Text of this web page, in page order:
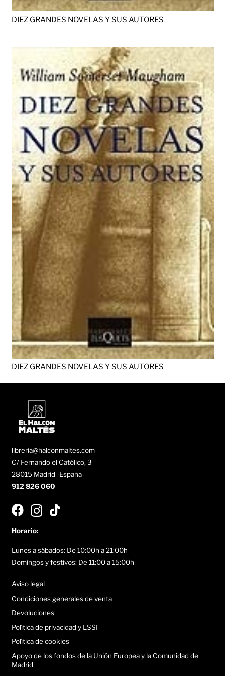
DIEZ GRANDES NOVELAS Y SUS AUTORES
DIEZ GRANDES NOVELAS Y SUS AUTORES
libreria@halconmaltes.com
C/ Fernando el Católico, 3
28015 Madrid -España
912 826 060
Horario:
Lunes a sábados: De 10:00h a 21:00h
Domingos y festivos: De 11:00 a 15:00h
Aviso legal
Condiciones generales de venta
Devoluciones
Política de privacidad y LSSI
Política de cookies
Apoyo de los fondos de la Unión Europea y la Comunidad de
Madrid